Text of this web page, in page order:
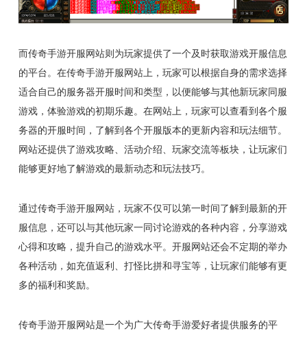
而传奇手游开服网站则为玩家提供了一个及时获取游戏开服信息
的平台。在传奇手游开服网站上，玩家可以根据自身的需求选择
适合自己的服务器开服时间和类型，以便能够与其他新玩家同服
游戏，体验游戏的初期乐趣。在网站上，玩家可以查看到各个服
务器的开服时间，了解到各个开服版本的更新内容和玩法细节。
网站还提供了游戏攻略、活动介绍、玩家交流等板块，让玩家们
能够更好地了解游戏的最新动态和玩法技巧。
通过传奇手游开服网站，玩家不仅可以第一时间了解到最新的开
服信息，还可以与其他玩家一同讨论游戏的各种内容，分享游戏
心得和攻略，提升自己的游戏水平。开服网站还会不定期的举办
各种活动，如充值返利、打怪比拼和寻宝等，让玩家们能够有更
多的福利和奖励。
传奇手游开服网站是一个为广大传奇手游爱好者提供服务的平